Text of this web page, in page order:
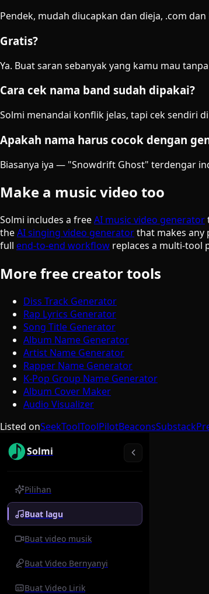
Pendek, mudah diucapkan dan dieja, .com
Gratis?
Ya. Buat saran sebanyak yang kamu mau
Cara cek nama band sudah dipakai?
Solmi menandai konflik jelas, tapi cek sendiri
Apakah nama harus cocok dengan
Biasanya iya — "Snowdrift Ghost" terdengar
Make a music video too
Solmi includes a freeAI music video generator
theAI singing video generatorthat makes any
full end-to-end workflow replaces a multi-tool
More free creator tools
Diss Track Generator
Rap Lyrics Generator
Song Title Generator
Album Name Generator
Artist Name Generator
Rapper Name Generator
K-Pop Group Name Generator
Album Cover Maker
Audio Visualizer
Listed onSeekToolToolPilotBeaconsSubstack
Solmi
Pilihan
Buat lagu
Buat video musik
Buat Video Bernyanyi
Buat Video Lirik